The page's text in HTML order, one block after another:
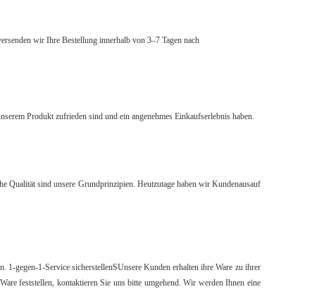
wir Ihre Bestellung innerhalb von 3–7 Tagen nach
Produkt zufrieden sind und ein angenehmes Einkaufserlebnis haben.
Qualität sind unsere Grundprinzipien. Heutzutage haben wir Kundenausauf
1-gegen-1-ServicesicherstellenSUnsere Kunden erhalten ihre Ware zu ihrer
feststellen, kontaktieren Sie uns bitte umgehend. Wir werden Ihnen eine